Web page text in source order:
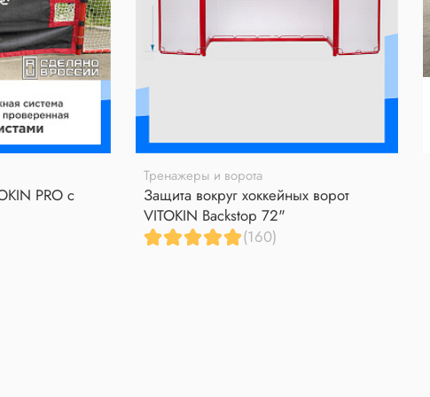
PRO с
Тренажеры и ворота
Защита вокруг хоккейных ворот
VITOKIN Backstop 72"
(160)